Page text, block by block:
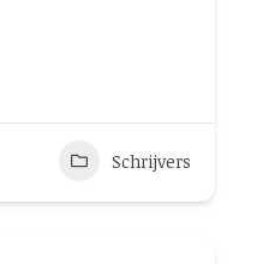
Schrijvers